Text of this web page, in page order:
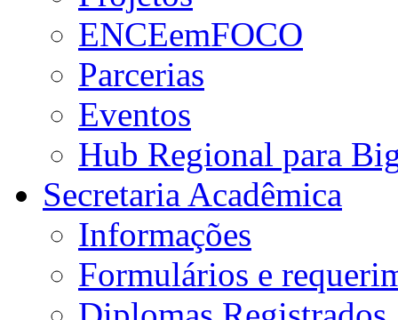
ENCEemFOCO
Parcerias
Eventos
Hub Regional para
Secretaria Acadêmica
Informações
Formulários e